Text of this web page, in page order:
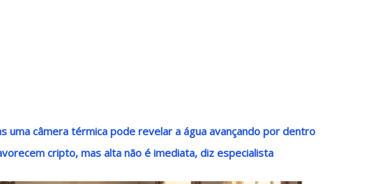
uma câmera térmica pode revelar a água avançando por dentro
cripto, mas alta não é imediata, diz especialista